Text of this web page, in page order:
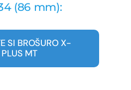
(86 mm):
SI BROŠURO X-
PLUS MT